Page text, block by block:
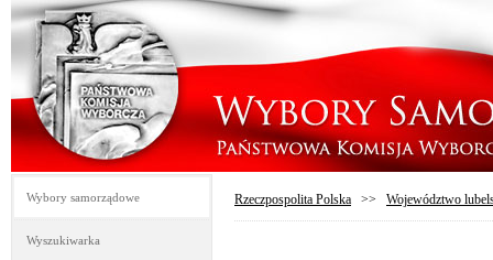
Wybory samorządowe
Wyszukiwarka
Rzeczpospolita Polska >> Województwo